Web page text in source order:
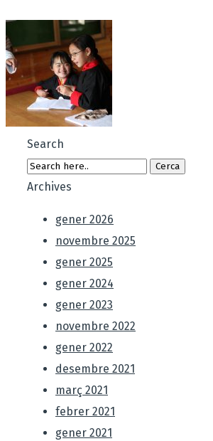
Search
Archives
gener 2026
novembre 2025
gener 2025
gener 2024
gener 2023
novembre 2022
gener 2022
desembre 2021
març 2021
febrer 2021
gener 2021